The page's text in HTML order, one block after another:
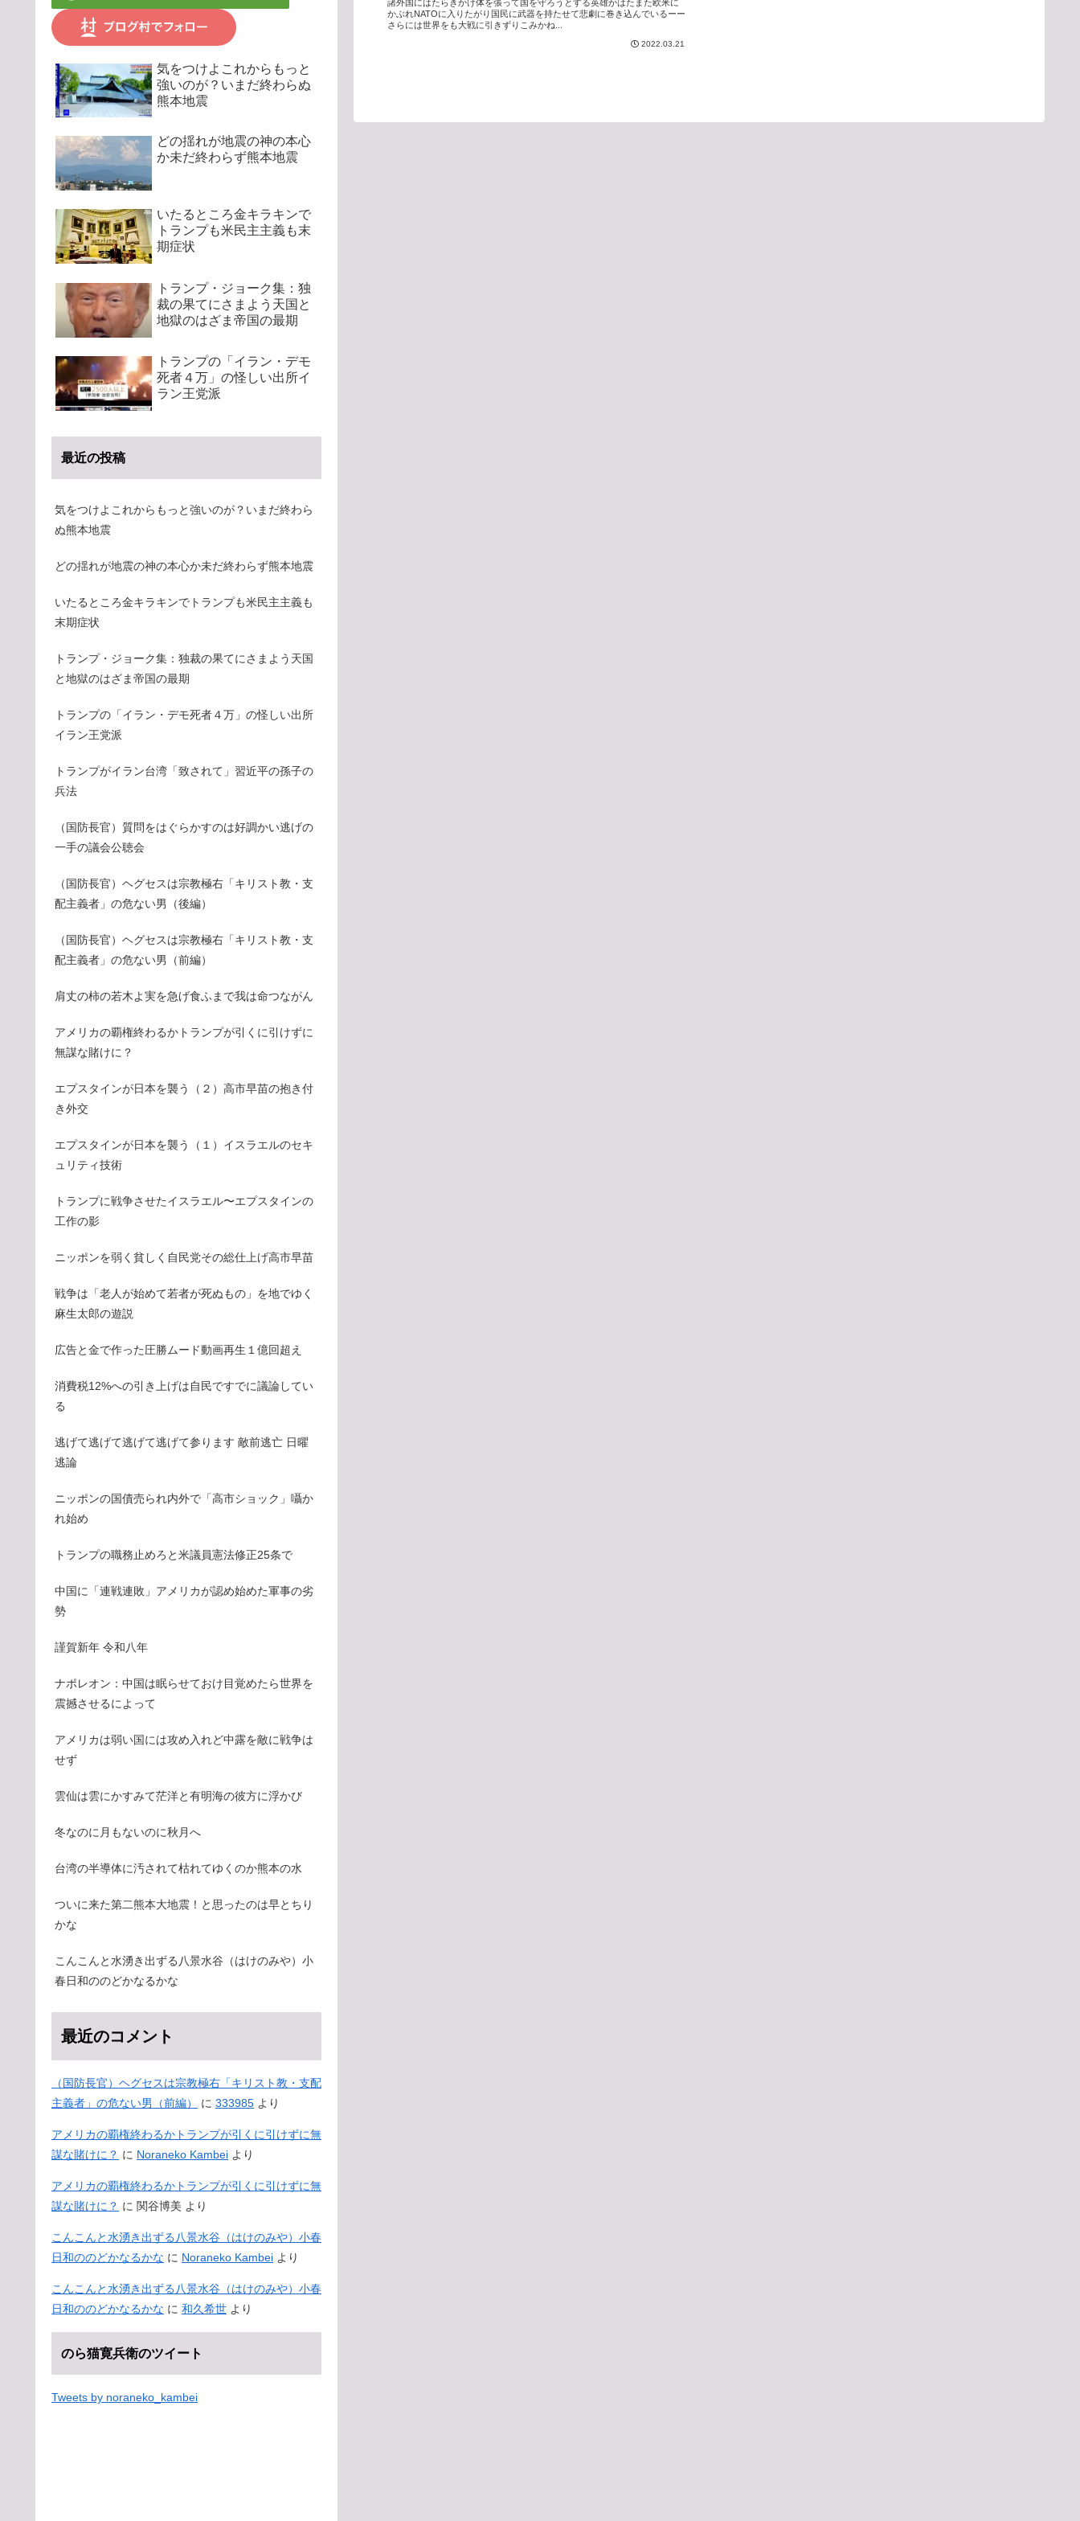
諸外国にはたらきかけ体を張って国を守ろうとする英雄かはたまた欧米に
かぶれNATOに入りたがり国民に武器を持たせて悲劇に巻き込んでいるーー
さらには世界をも大戦に引きずりこみかね...
2022.03.21
気をつけよこれからもっと
強いのが？いまだ終わらぬ
熊本地震
どの揺れが地震の神の本心
か未だ終わらず熊本地震
いたるところ金キラキンで
トランプも米民主主義も末
期症状
トランプ・ジョーク集：独
裁の果てにさまよう天国と
地獄のはざま帝国の最期
トランプの「イラン・デモ
死者４万」の怪しい出所イ
ラン王党派
最近の投稿
気をつけよこれからもっと強いのが？いまだ終わら
ぬ熊本地震
どの揺れが地震の神の本心か未だ終わらず熊本地震
いたるところ金キラキンでトランプも米民主主義も
末期症状
トランプ・ジョーク集：独裁の果てにさまよう天国
と地獄のはざま帝国の最期
トランプの「イラン・デモ死者４万」の怪しい出所
イラン王党派
トランプがイラン台湾「致されて」習近平の孫子の
兵法
（国防長官）質問をはぐらかすのは好調かい逃げの
一手の議会公聴会
（国防長官）ヘグセスは宗教極右「キリスト教・支
配主義者」の危ない男（後編）
（国防長官）ヘグセスは宗教極右「キリスト教・支
配主義者」の危ない男（前編）
肩丈の柿の若木よ実を急げ食ふまで我は命つながん
アメリカの覇権終わるかトランプが引くに引けずに
無謀な賭けに？
エプスタインが日本を襲う（２）高市早苗の抱き付
き外交
エプスタインが日本を襲う（１）イスラエルのセキ
ュリティ技術
トランプに戦争させたイスラエル〜エプスタインの
工作の影
ニッポンを弱く貧しく自民党その総仕上げ高市早苗
戦争は「老人が始めて若者が死ぬもの」を地でゆく
麻生太郎の遊説
広告と金で作った圧勝ムード動画再生１億回超え
消費税12%への引き上げは自民ですでに議論してい
る
逃げて逃げて逃げて逃げて参ります 敵前逃亡 日曜
逃論
ニッポンの国債売られ内外で「高市ショック」囁か
れ始め
トランプの職務止めろと米議員憲法修正25条で
中国に「連戦連敗」アメリカが認め始めた軍事の劣
勢
謹賀新年 令和八年
ナポレオン：中国は眠らせておけ目覚めたら世界を
震撼させるによって
アメリカは弱い国には攻め入れど中露を敵に戦争は
せず
雲仙は雲にかすみて茫洋と有明海の彼方に浮かび
冬なのに月もないのに秋月へ
台湾の半導体に汚されて枯れてゆくのか熊本の水
ついに来た第二熊本大地震！と思ったのは早とちり
かな
こんこんと水湧き出ずる八景水谷（はけのみや）小
春日和ののどかなるかな
最近のコメント
（国防長官）ヘグセスは宗教極右「キリスト教・支配
主義者」の危ない男（前編）
に 333985 より
アメリカの覇権終わるかトランプが引くに引けずに無
謀な賭けに？ に Noraneko Kambei より
アメリカの覇権終わるかトランプが引くに引けずに無
謀な賭けに？ に 関谷博美 より
こんこんと水湧き出ずる八景水谷（はけのみや）小春
日和ののどかなるかな に Noraneko Kambei より
こんこんと水湧き出ずる八景水谷（はけのみや）小春
日和ののどかなるかな に 和久希世 より
のら猫寛兵衛のツイート
Tweets by noraneko_kambei